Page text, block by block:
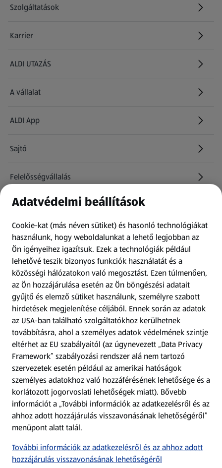
Szolgáltatások
Karrier
(új oldalon nyílik meg)
ALDI UTAZÁS
(új oldalon nyílik meg)
A vállalat
ALDI App
Sajtó
Felelősségvállalás
Információk
Kérdőív
Fizetési lehetőségek
ALDI utalványok
Árcsökkentés
Adattörlő alkalmazás
Szervizpont
(új oldalon nyílik meg)
Fedezz fel minket az interneten!
Töltsd le az ALDI Magyarország applikációt!
Adatvédelmi beállítások
Cookie-kat (más néven sütiket) és hasonló technológiákat
használunk, hogy weboldalunkat a lehető legjobban az
Ön igényeihez igazítsuk. Ezek a technológiák például
lehetővé teszik bizonyos funkciók használatát és a
közösségi hálózatokon való megosztást. Ezen túlmenően,
az Ön hozzájárulása esetén az Ön böngészési adatait
gyűjtő és elemző sütiket használunk, személyre szabott
hirdetések megjelenítése céljából. Ennek során az adatok
az USA-ban található szolgáltatókhoz kerülhetnek
továbbításra, ahol a személyes adatok védelmének szintje
eltérhet az EU szabályaitól (az úgynevezett „Data Privacy
Framework” szabályozási rendszer alá nem tartozó
szervezetek esetén például az amerikai hatóságok
személyes adatokhoz való hozzáférésének lehetősége és a
korlátozott jogorvoslati lehetőségek miatt). Bővebb
információt a „További információk az adatkezelésről és az
ahhoz adott hozzájárulás visszavonásának lehetőségéről”
menüpont alatt talál.
További információk az adatkezelésről és az ahhoz adott
hozzájárulás visszavonásának lehetőségéről